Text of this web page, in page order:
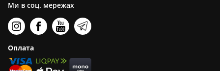
Ми в соц. мережах
Оплата